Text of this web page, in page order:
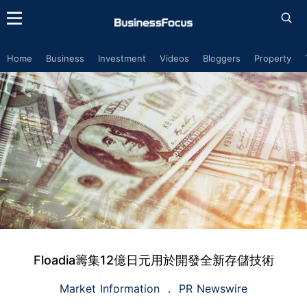
Home Business Investment Videos Bloggers Property
Floadia籌集12億日元用於開發全新存儲技術
Market Information PR Newswire